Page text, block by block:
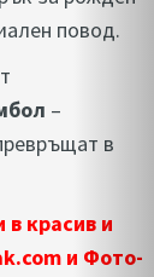
повод.
–
в
красив и
и Фото-